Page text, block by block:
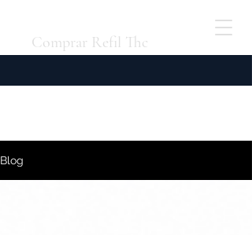
Comprar Refil Thc
Blog